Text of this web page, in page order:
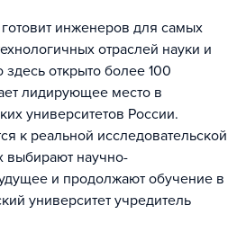
инженеров для самых
отраслей науки и
здесь открыто более 100
лидирующее место в
университетов России.
к реальной исследовательской
выбирают научно-
и продолжают обучение в
университет учредитель